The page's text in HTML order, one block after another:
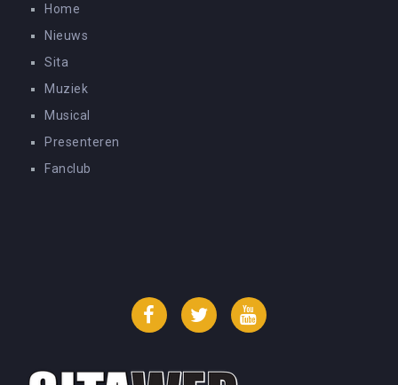
Home
Nieuws
Sita
Muziek
Musical
Presenteren
Fanclub
FacebookTwitter YouTube